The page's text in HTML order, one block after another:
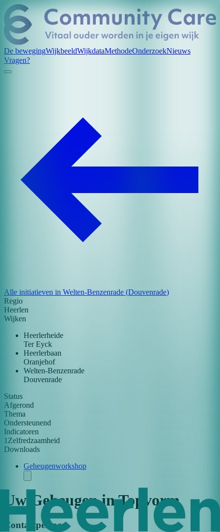
De bewegingWijkbeeldWijkdataMethodeOnderzoekNieuws
Vragen?
Alle initiatieven in Welten-Benzenrade (Douvenrade)
Regio
Heerlen
Wijken
Heerlerheide
Ter Eyck
Heerlerbaan
Oranjehof
Welten-Benzenrade
Douvenrade
Status
Afgerond
Thema
Ondersteunend
Indicatoren
1 Zelfredzaamheid
Downloads
Geheugenworkshop
Uw Geheugen in Topvorm
Contactpersoon